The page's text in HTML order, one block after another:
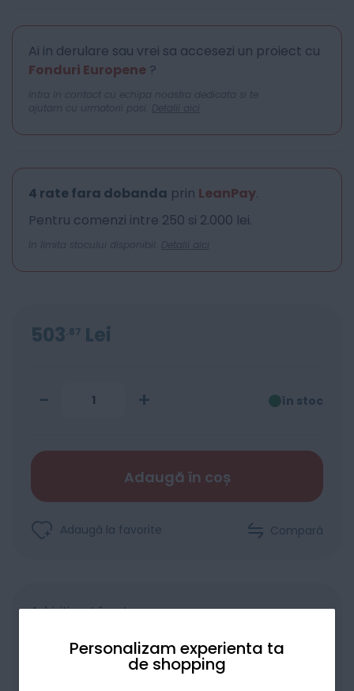
Personalizam experienta ta
de shopping
Ai in derulare sau vrei sa accesezi un proiect cu
Fonduri Europene ?
Intra in contact cu echipa noastra dedicata si te
ajutam cu urmatorii pasi. Detalii aici
4 rate fara dobanda prin LeanPay.
Pentru comenzi intre 250 si 2.000 lei.
In limita stocului disponibil. Detalii aici
503 87 Lei
- + în stoc
Adaugă în coș
Adaugă la favorite Compară
Achiziționat în rate